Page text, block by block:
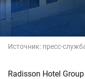
Источник: пресс-
Radisson Hotel